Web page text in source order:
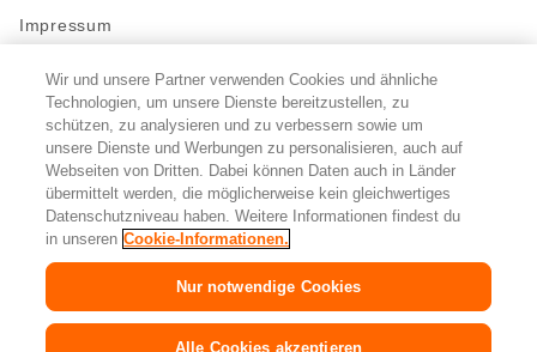
Impressum
Bleibe mit uns in Kontakt
Facebook
https://twitter.com/migros
https://www.youtube.com/user/
PinterestInstagram
Cookie-Einstellungen
FR IT
Wir und unsere Partner verwenden Cookies und ähnliche
Technologien, um unsere Dienste bereitzustellen, zu
schützen, zu analysieren und zu verbessern sowie um
unsere Dienste und Werbungen zu personalisieren, auch auf
Webseiten von Dritten. Dabei können Daten auch in Länder
übermittelt werden, die möglicherweise kein gleichwertiges
Datenschutzniveau haben. Weitere Informationen findest du
in unseren Cookie-Informationen.
Nur notwendige Cookies
Alle Cookies akzeptieren